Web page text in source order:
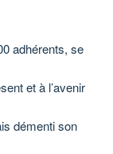
adhérents, se
et à l’avenir
démenti son